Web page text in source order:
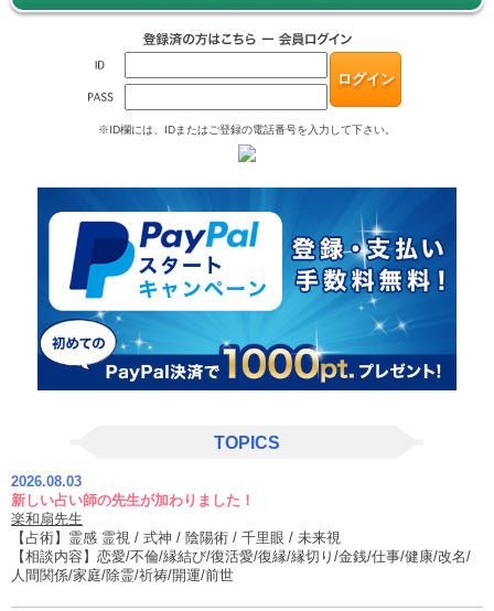
※ID欄には、IDまたはご登録の電話番号を入力して下さい。
TOPICS
2026.08.03
新しい占い師の先生が加わりました！
楽和扇先生
【占術】霊感 霊視 / 式神 / 陰陽術 / 千里眼 / 未来視
【相談内容】恋愛/不倫/縁結び/復活愛/復縁/縁切り/金銭/仕事/健康/改名/
人間関係/家庭/除霊/祈祷/開運/前世